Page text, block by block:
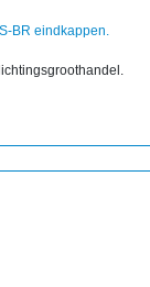
BR eindkappen.